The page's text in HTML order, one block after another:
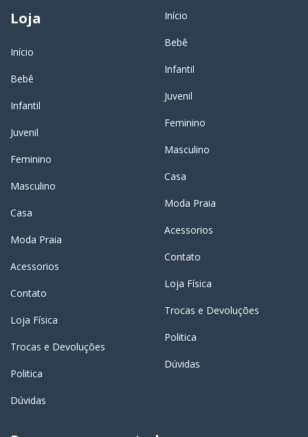
Loja
Início
Bebê
Infantil
Juvenil
Feminino
Masculino
Casa
Moda Praia
Acessorios
Contato
Loja Física
Trocas e Devoluções
Politica
Dúvidas
Início
Bebê
Infantil
Juvenil
Feminino
Masculino
Casa
Moda Praia
Acessorios
Contato
Loja Física
Trocas e Devoluções
Politica
Dúvidas